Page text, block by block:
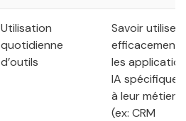
Utilisation
quotidienne
d’outils
Savoir utiliser
efficacement
les
IA spécifiques
à leur métier
(ex: CRM